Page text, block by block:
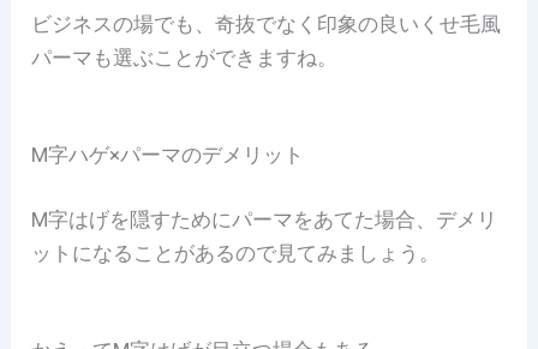
ビジネスの場でも、奇抜でなく印象の良いくせ毛風
パーマも選ぶことができますね。
M字ハゲ×パーマのデメリット
M字はげを隠すためにパーマをあてた場合、デメリ
ットになることがあるので見てみましょう。